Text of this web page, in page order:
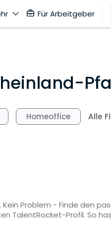
Für Arbeitgeber
Homeoffice Alle
Problem - Finde den
TalentRocket-Profil. So